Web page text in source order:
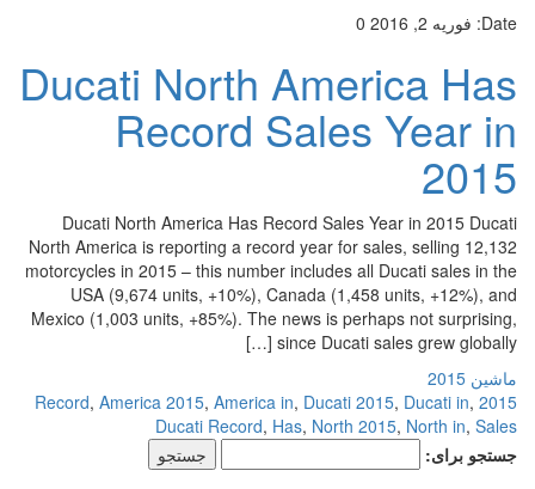
Date: فوریه 2, 2016 0
Ducati North America Has
Record Sales Year in
2015
Ducati North America Has Record Sales Year in 2015 Ducati
North America is reporting a record year for sales, selling 12,132
motorcycles in 2015 – this number includes all Ducati sales in the
USA (9,674 units, +10%), Canada (1,458 units, +12%), and
Mexico (1,003 units, +85%). The news is perhaps not surprising,
since Ducati sales grew globally […]
ماشین 2015
2015 Record
,America 2015,America in,Ducati 2015,Ducati in,
Ducati Record,Has,North 2015,North in,Sales
جستجو برای: